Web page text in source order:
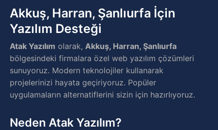
Akkuş, Harran, Şanlıurfa İçin
Yazılım Desteği
Atak Yazılım olarak, Akkuş, Harran, Şanlıurfa
bölgesindeki firmalara özel web yazılım çözümleri
sunuyoruz. Modern teknolojiler kullanarak
projelerinizi hayata geçiriyoruz. Popüler
uygulamaların alternatiflerini sizin için hazırlıyoruz.
Neden Atak Yazılım?